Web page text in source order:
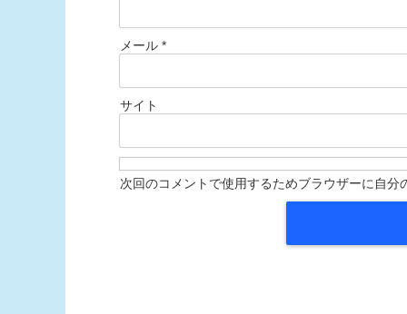
メール *
サイト
次回のコメントで使用するためブラウザーに自